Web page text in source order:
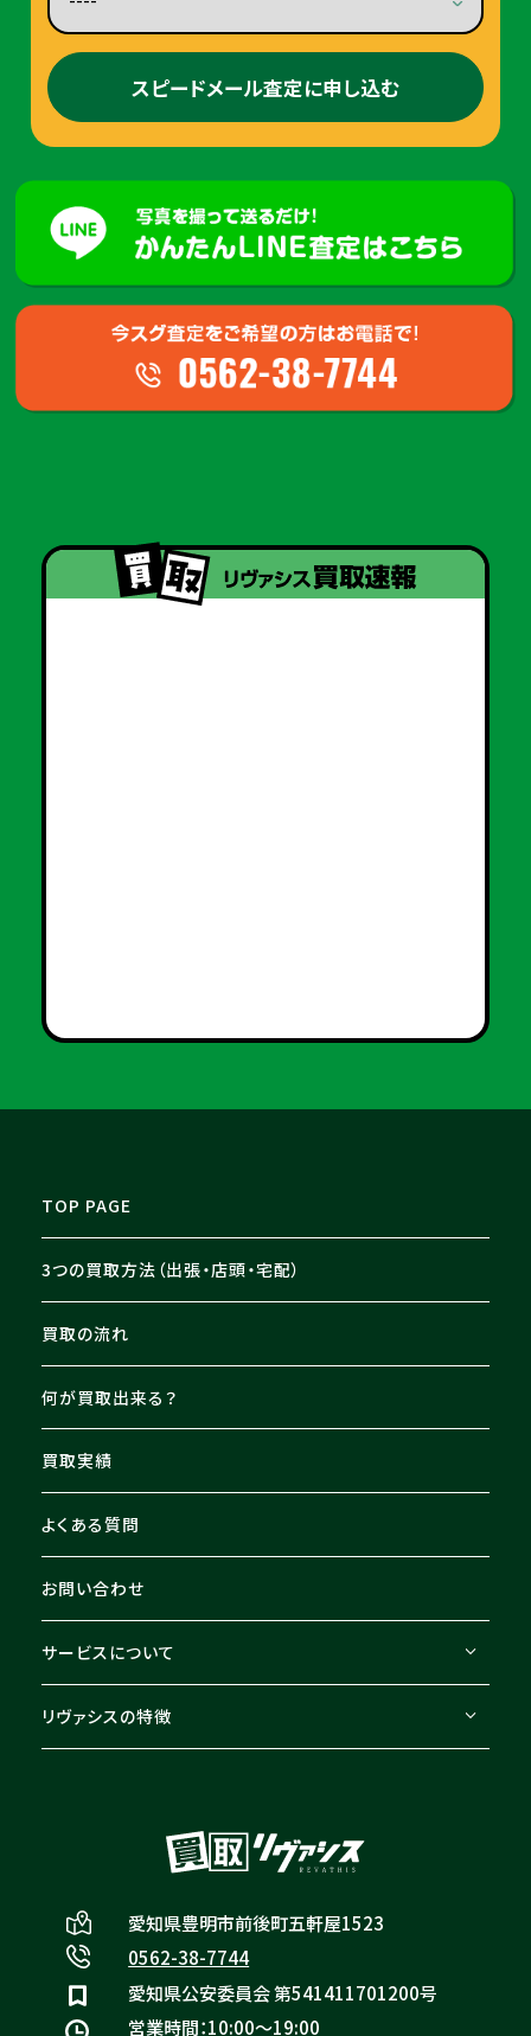
愛知県豊明市前後町五軒屋1523
0562-38-7744
愛知県公安委員会 第541411701200号
営業時間：10:00〜19:00
TOP PAGE
3つの買取方法（出張・店頭・宅配）
買取の流れ
何が買取出来る？
買取実績
よくある質問
お問い合わせ
サービスについて
リヴァシスの特徴